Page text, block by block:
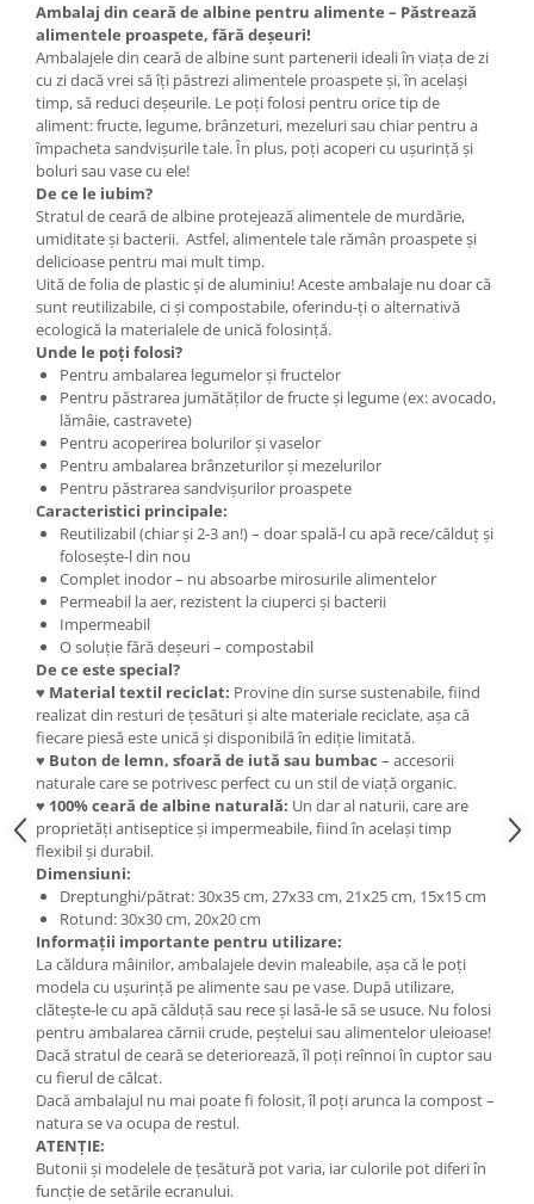
Brățară
Broșă
Mărgele / talisman
Accesorii păr
Bijuterii din Floarea de colț
Colier / Pandantiv
Cercei
Suport bijuterii
Bijuterii cu cristale naturale
Colier / Pandantiv
Cercei
Brățară
Set bijuterii
Bijuterii din lemn
Colier / Pandantiv
Cercei
Set bijuterii
Brățară
Bijuterii fără metal
Brățară
Bijuterii - Alte
Suport bijuterii
Semn de carte
Accesorii
Produse personalizate (mărturii)
Produse zero waste
Săculeț de depozitare pentru pâine
Ambalaj cu ceară de albine pentru
alimente
Șervețel ecologic pentru sandiș
Săculeț pentru ronțăieli
Dischete cosmetice
Capac textil pentru vase și farfurii
Prosop de bucătărie "NU-hârtie"
Suport pentru tacâmuri de
călătorie
Sac reutilizabil pentru fructe și
legume
Ambalaj din ceară de albine pentru alimente – Păstrează
alimentele proaspete, fără deșeuri!
Ambalajele din ceară de albine sunt partenerii ideali în viața de zi
cu zi dacă vrei să îți păstrezi alimentele proaspete și, în același
timp, să reduci deșeurile. Le poți folosi pentru orice tip de
aliment: fructe, legume, brânzeturi, mezeluri sau chiar pentru a
împacheta sandvișurile tale. În plus, poți acoperi cu ușurință și
boluri sau vase cu ele!
De ce le iubim?
Stratul de ceară de albine protejează alimentele de murdărie,
umiditate și bacterii. Astfel, alimentele tale rămân proaspete și
delicioase pentru mai mult timp.
Uită de folia de plastic și de aluminiu! Aceste ambalaje nu doar că
sunt reutilizabile, ci și compostabile, oferindu-ți o alternativă
ecologică la materialele de unică folosință.
Unde le poți folosi?
Pentru ambalarea legumelor și fructelor
Pentru păstrarea jumătăților de fructe și legume (ex: avocado,
lămâie, castravete)
Pentru acoperirea bolurilor și vaselor
Pentru ambalarea brânzeturilor și mezelurilor
Pentru păstrarea sandvișurilor proaspete
Caracteristici principale:
Reutilizabil (chiar și 2-3 an!) – doar spală-l cu apă rece/călduț și
folosește-l din nou
Complet inodor – nu absoarbe mirosurile alimentelor
Permeabil la aer, rezistent la ciuperci și bacterii
Impermeabil
O soluție fără deșeuri – compostabil
De ce este special?
♥ Material textil reciclat: Provine din surse sustenabile, fiind
realizat din resturi de țesături și alte materiale reciclate, așa că
fiecare piesă este unică și disponibilă în ediție limitată.
♥ Buton de lemn, sfoară de iută sau bumbac – accesorii
naturale care se potrivesc perfect cu un stil de viață organic.
♥ 100% ceară de albine naturală: Un dar al naturii, care are
proprietăți antiseptice și impermeabile, fiind în același timp
flexibil și durabil.
Dimensiuni:
Dreptunghi/pătrat: 30x35 cm, 27x33 cm, 21x25 cm, 15x15 cm
Rotund: 30x30 cm, 20x20 cm
Informații importante pentru utilizare:
La căldura mâinilor, ambalajele devin maleabile, așa că le poți
modela cu ușurință pe alimente sau pe vase. După utilizare,
clătește-le cu apă călduță sau rece și lasă-le să se usuce. Nu folosi
pentru ambalarea cărnii crude, peștelui sau alimentelor uleioase!
Dacă stratul de ceară se deteriorează, îl poți reînnoi în cuptor sau
cu fierul de călcat.
Dacă ambalajul nu mai poate fi folosit, îl poți arunca la compost –
natura se va ocupa de restul.
ATENȚIE:
Butonii și modelele de țesătură pot varia, iar culorile pot diferi în
funcție de setările ecranului.